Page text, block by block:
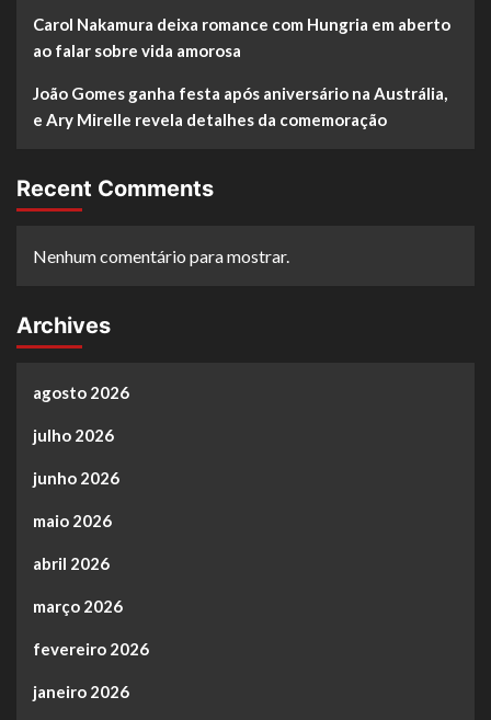
Carol Nakamura deixa romance com Hungria em aberto
ao falar sobre vida amorosa
João Gomes ganha festa após aniversário na Austrália,
e Ary Mirelle revela detalhes da comemoração
Recent Comments
Nenhum comentário para mostrar.
Archives
agosto 2026
julho 2026
junho 2026
maio 2026
abril 2026
março 2026
fevereiro 2026
janeiro 2026